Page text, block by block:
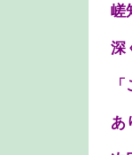
嵯
深
あ